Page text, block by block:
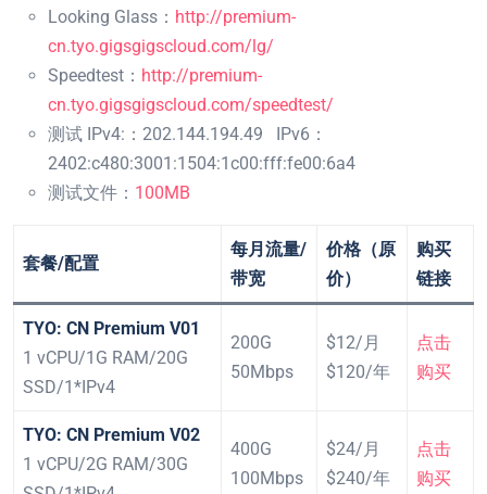
Looking Glass： http://premium-
cn.tyo.gigsgigscloud.com/lg/
Speedtest： http://premium-
cn.tyo.gigsgigscloud.com/speedtest/
测试 IPv4:：202.144.194.49 IPv6：
2402:c480:3001:1504:1c00:fff:fe00:6a4
测试文件： 100MB
套餐/配置
每月流量/
带宽
价格（原
价）
购买
链接
TYO: CN Premium V01
1 vCPU/1G RAM/20G
SSD/1*IPv4
200G
50Mbps
$12/月
$120/年
点击
购买
TYO: CN Premium V02
1 vCPU/2G RAM/30G
400G
100Mbps
$24/月
$240/年
点击
购买